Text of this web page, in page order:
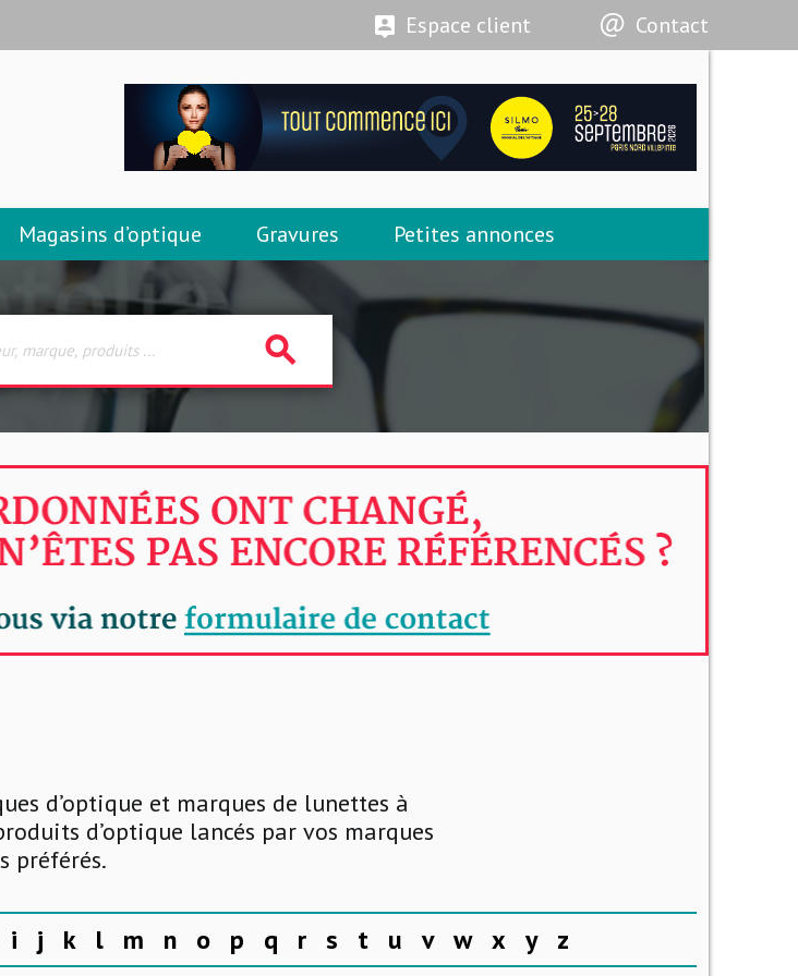
Espace client Contact
Magasins d’optique Gravures Petites annonces
search
d’optique et marques de lunettes à
d’optique lancés par vos marques
préférés.
i j k l m n o p q r s t u v w x y z